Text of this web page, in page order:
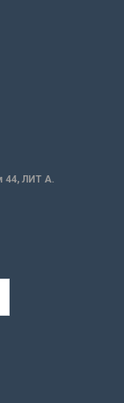
44, ЛИТ А.